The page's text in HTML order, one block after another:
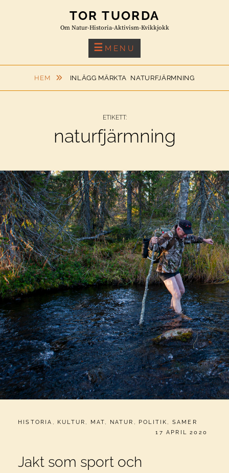
TOR TUORDA
Om Natur-Historia-Aktivism-Kvikkjokk
MENU
HEM INLÄGG MÄRKTA NATURFJÄRMNING
ETIKETT:
naturfjärmning
CATEGORIES:
HISTORIA , KULTUR , MAT, NATUR , POLITIK , SAMER
PUBLICERAT
17 APRIL 2020
Jakt som sport och